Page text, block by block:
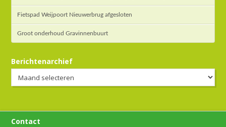
Fietspad Weijpoort Nieuwerbrug afgesloten
Groot onderhoud Gravinnenbuurt
Berichtenarchief
Contact